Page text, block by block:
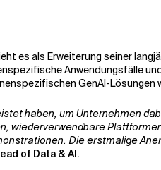
es als Erweiterung seiner
Anwendungsfälle
GenAI-Lösungen
haben, um Unternehmen
wiederverwendbare
Die erstmalige
of Data & AI.